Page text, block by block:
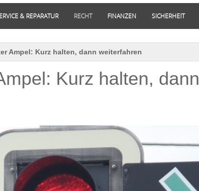
& REPARATUR RECHT FINANZEN SICHERHEIT
Ampel: Kurz halten, dann weiterfahren
Kurz halten, dann